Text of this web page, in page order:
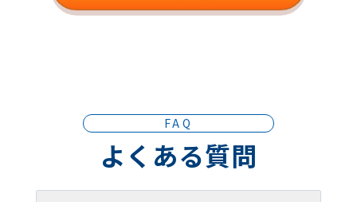
FAQ
よくある質問